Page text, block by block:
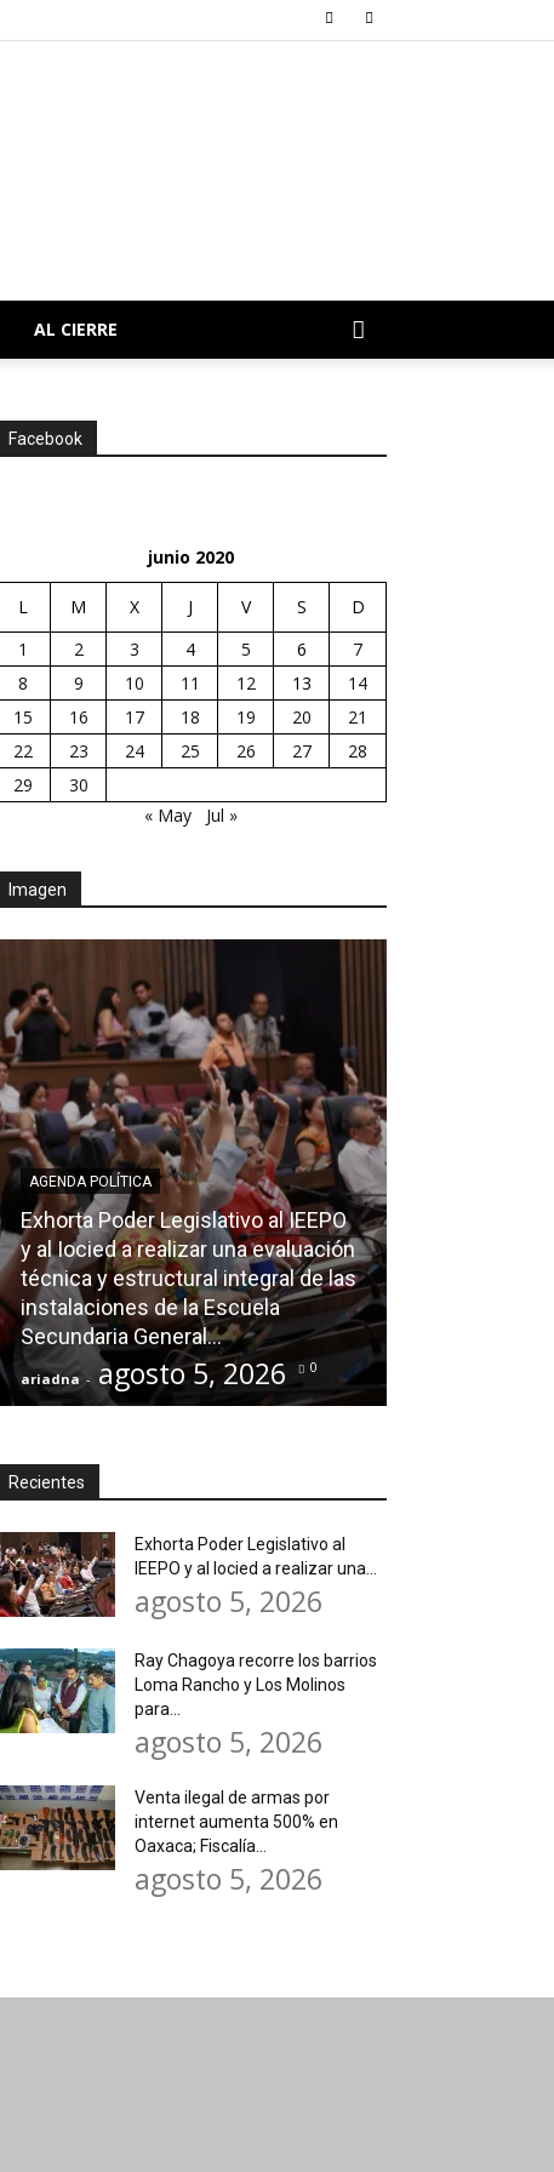
AL CIERRE
Facebook
junio 2020
L M X J V S
D
1
2 3 4 5 6
7
8
9 10 11 12 13
14
15
16 17 18 19 20
21
22
23 24 25 26 27
28
29
30
« May
Jul »
Imagen
AGENDA POLÍTICA
Exhorta Poder Legislativo al IEEPO
y al Iocied a realizar una evaluación
técnica y estructural integral de las
instalaciones de la Escuela
Secundaria General...
ariadna - agosto 5, 2026 0
Recientes
Exhorta Poder Legislativo al
IEEPO y al Iocied a realizar una...
agosto 5, 2026
Ray Chagoya recorre los barrios
Loma Rancho y Los Molinos
para...
agosto 5, 2026
Venta ilegal de armas por
internet aumenta 500% en
Oaxaca; Fiscalía...
agosto 5, 2026